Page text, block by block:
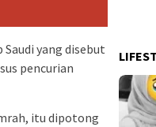
yang disebut
pencurian
itu dipotong